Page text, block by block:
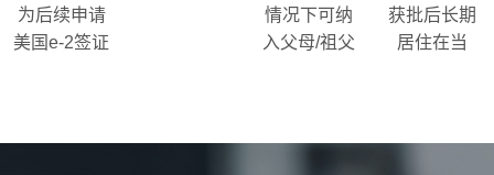
为后续申请
美国e-2签证
情况下可纳
入父母/祖父
获批后长期
居住在当